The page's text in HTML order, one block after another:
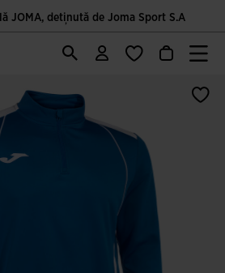
JOMA, deținută de Joma Sport S.A